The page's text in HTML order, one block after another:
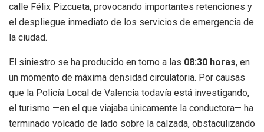
calle Félix Pizcueta, provocando importantes retenciones y
el despliegue inmediato de los servicios de emergencia de
la ciudad.
El siniestro se ha producido en torno a las 08:30 horas, en
un momento de máxima densidad circulatoria. Por causas
que la Policía Local de Valencia todavía está investigando,
el turismo —en el que viajaba únicamente la conductora— ha
terminado volcado de lado sobre la calzada, obstaculizando